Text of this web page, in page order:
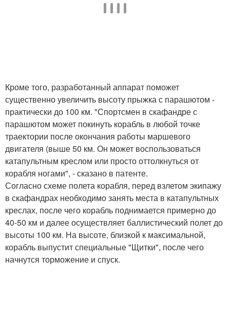
Кроме того, разработанный аппарат поможет
существенно увеличить высоту прыжка с парашютом -
практически до 100 км. "Спортсмен в скафандре с
парашютом может покинуть корабль в любой точке
траектории после окончания работы маршевого
двигателя (выше 50 км. Он может воспользоваться
катапультным креслом или просто оттолкнуться от
корабля ногами", - сказано в патенте.
Согласно схеме полета корабля, перед взлетом экипажу
в скафандрах необходимо занять места в катапультных
креслах, после чего корабль поднимается примерно до
40-50 км и далее осуществляет баллистический полет до
высоты 100 км. На высоте, близкой к максимальной,
корабль выпустит специальные "Щитки", после чего
начнутся торможение и спуск.